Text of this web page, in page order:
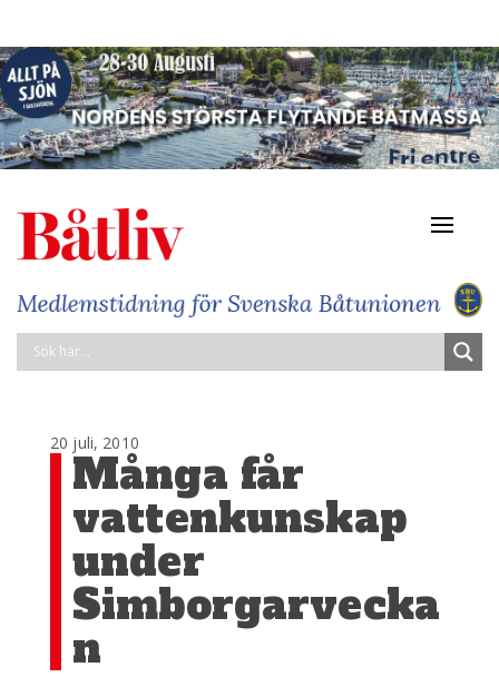
20 juli, 2010
Många får
vattenkunskap
under
Simborgarvecka
n